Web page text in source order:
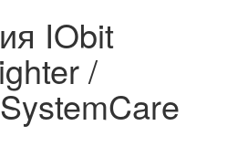
IObit
/